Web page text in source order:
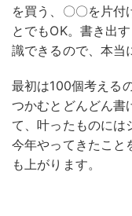
を買う、〇〇を片付
とでもOK。書き出
識できるので、本当
最初は100個考える
つかむとどんどん書
て、叶ったものには
今年やってきたこと
も上がります。